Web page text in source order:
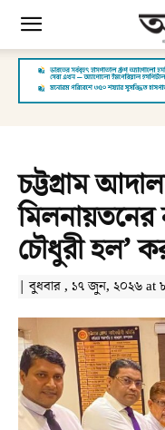
চট্টগ্রাম
চৌধুরী হল’
| বুধবার , ১৭ জুন, ২০২৬ at